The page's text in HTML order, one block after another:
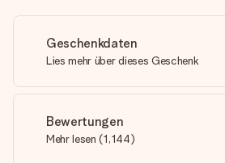
Geschenkdaten
Lies mehr über dieses Geschenk
Bewertungen
Mehr lesen (1,144)